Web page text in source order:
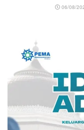
06/08/